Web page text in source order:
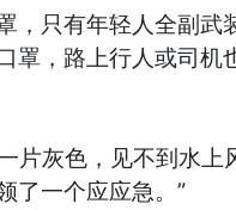
只有年轻人全副武
罩，路上行人或司机
灰色，见不到水上
了一个应应急。”